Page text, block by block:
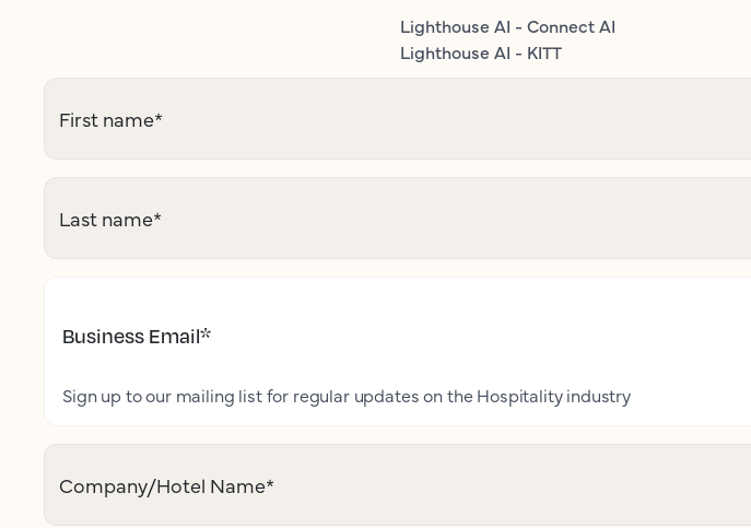
Lighthouse AI - Connect AI
Lighthouse AI - KITT
First name*
Last name*
Business Email*
Sign up to our mailing list for regular updates on the Hospitality industry
Company/Hotel Name*